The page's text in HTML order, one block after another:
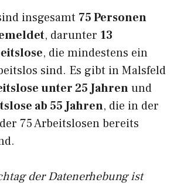
insgesamt 75 Personen
, darunter 13
, die mindestens ein
sind. Es gibt in Malsfeld
unter 25 Jahrenund
ab 55 Jahren, die in der
75 Arbeitslosen bereits
der Datenerhebung ist